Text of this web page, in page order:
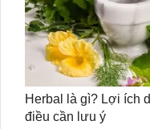
Herbal là gì? Lợi ích
điều cần lưu ý